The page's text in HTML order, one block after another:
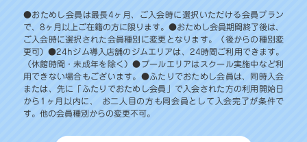
●おためし会員は最長4ヶ月、ご入会時に選択いただける会員プラン
で、8ヶ月以上ご在籍の方に限ります。●おためし会員期間終了後は、
ご入会時に選択された会員種別に変更となります。（後からの種別変
更可）●24hジム導入店舗のジムエリアは、24時間ご利用できます。
（休館時間・未成年を除く）●プールエリアはスクール実施中など利
用できない場合もございます。●ふたりでおためし会員は、同時入会
または、先に「ふたりでおためし会員」で入会された方の利用開始日
から1ヶ月以内に、 お二人目の方も同会員として入会完了が条件で
す。他の会員種別からの変更不可。